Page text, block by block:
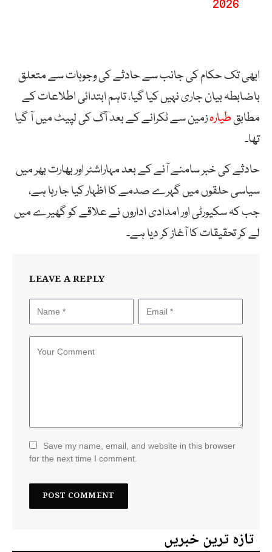
2026
ابھی تک حکام کی جانب سے حادثے کی وجوہات سے متعلق
باضابطہ بیان جاری نہیں کیا گیا، تاہم ابتدائی اطلاعات کے
مطابقطیارہزمین سے ٹکرانے کے بعد آگ کی لپیٹ میں آ گیا
تھا۔
حادثے کی خبر سامنے آنے کے بعد مہاراشٹر اور بھارت بھر میں
سیاسی حلقوں میں گہرے صدمے کا اظہار کیا جا رہا ہے،
جب کہ سکیورٹی اور امدادی اداروں نے علاقے کو گھیرے میں
لے کر تحقیقات کا آغاز کر دیا ہے۔
LEAVE A REPLY
Save my name, email, and website in this browser
for the next time I comment.
تازہ ترین خبریں